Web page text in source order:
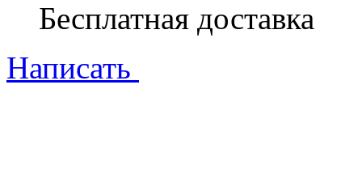
Бесплатная доставка
Написать